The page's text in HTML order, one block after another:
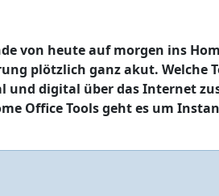
von heute auf morgen ins
plötzlich ganz akut. Welche
und digital über das Internet
Office Tools geht es um